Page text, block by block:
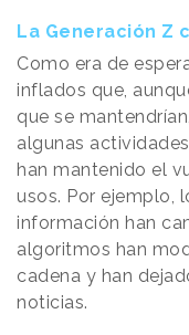
La Generación Z
Como era de
inflados que,
que se
algunas
han mantenido el
usos. Por ejemplo,
información han
algoritmos han
cadena y han
noticias.